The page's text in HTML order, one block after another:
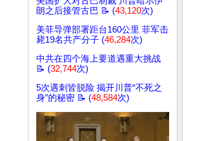
朗之后接管古巴 📝 (43,120次)
美菲导弹部署距台160公里 菲军击
毙19名共产分子 (46,284次)
中共在四个海上要道遇重大挑战
📝 (32,744次)
5次遇刺皆脱险 揭开川普“不死之
身”的秘密 📝 (48,584次)